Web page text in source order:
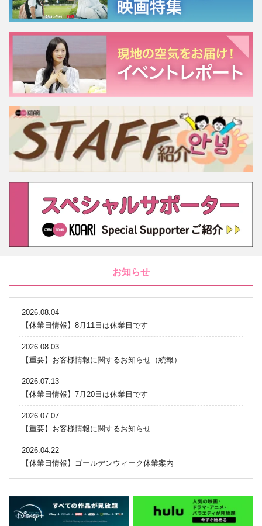
お知らせ
2026.08.04
【休業日情報】8月11日は休業日です
2026.08.03
【重要】お客様情報に関するお知らせ（続報）
2026.07.13
【休業日情報】7月20日は休業日です
2026.07.07
【重要】お客様情報に関するお知らせ
2026.04.22
【休業日情報】ゴールデンウィーク休業案内